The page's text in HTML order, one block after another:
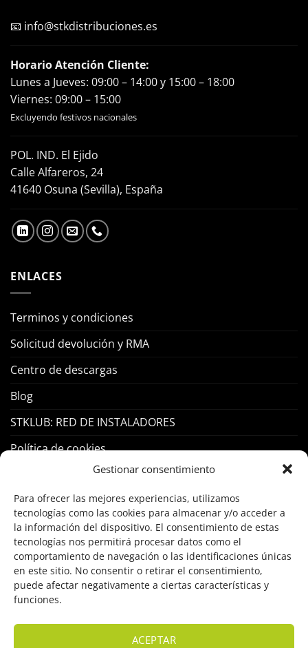
Gestionar consentimiento
Para ofrecer las mejores experiencias, utilizamos
tecnologías como las cookies para almacenar y/o acceder a
la información del dispositivo. El consentimiento de estas
tecnologías nos permitirá procesar datos como el
comportamiento de navegación o las identificaciones únicas
en este sitio. No consentir o retirar el consentimiento,
puede afectar negativamente a ciertas características y
funciones.
ACEPTAR
📧 info@stkdistribuciones.es
Horario Atención Cliente:
Lunes a Jueves: 09:00 – 14:00 y 15:00 – 18:00
Viernes: 09:00 – 15:00
Excluyendo festivos nacionales
POL. IND. El Ejido
Calle Alfareros, 24
41640 Osuna (Sevilla), España
ENLACES
Terminos y condiciones
Solicitud devolución y RMA
Centro de descargas
Blog
STKLUB: RED DE INSTALADORES
Política de cookies
Control Acceso
Hogar Inteligente
Incendio
Intrusión